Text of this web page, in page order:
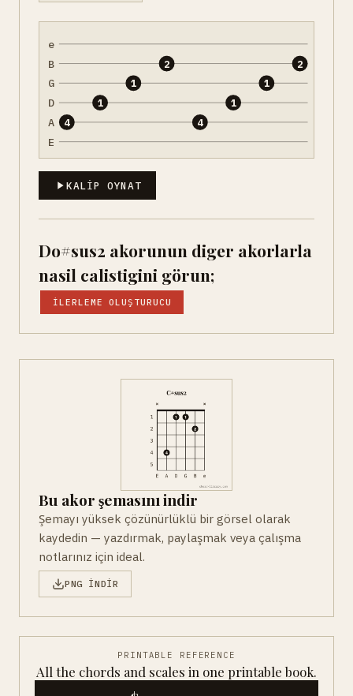
e
B
G
D
A
E
4
1
1
2
4
1
1
2
KALIP OYNAT
Do#sus2 akorunun diger akorlarla
nasil calistigini görun;
İLERLEME OLUŞTURUCU
Bu akor şemasını indir
Şemayı yüksek çözünürlüklü bir görsel olarak
kaydedin — yazdırmak, paylaşmak veya çalışma
notlarınız için ideal.
PNG INDIR
PRINTABLE REFERENCE
All the chords and scales in one printable book.